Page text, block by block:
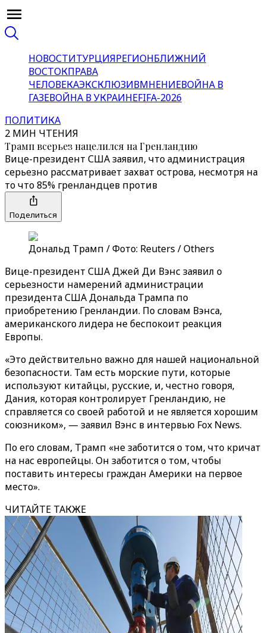
НОВОСТИТУРЦИЯРЕГИОНБЛИЖНИЙ
ВОСТОКПРАВА
ЧЕЛОВЕКАЭКСКЛЮЗИВМНЕНИЕВОЙНА В
ГАЗЕВОЙНА В УКРАИНЕFIFA-2026
ПОЛИТИКА
2 МИН ЧТЕНИЯ
Трамп всерьез нацелился на Гренландию
Вице-президент США заявил, что администрация
серьезно рассматривает захват острова, несмотря на
то что 85% гренландцев против
Поделиться
Дональд Трамп / Фото: Reuters / Others
Вице-президент США Джей Ди Вэнс заявил о
серьезности намерений администрации
президента США Дональда Трампа по
приобретению Гренландии. По словам Вэнса,
американского лидера не беспокоит реакция
Европы.
«Это действительно важно для нашей национальной
безопасности. Там есть морские пути, которые
используют китайцы, русские, и, честно говоря,
Дания, которая контролирует Гренландию, не
справляется со своей работой и не является хорошим
союзником», — заявил Вэнс в интервью Fox News.
По его словам, Трамп «не заботится о том, что кричат
на нас европейцы. Он заботится о том, чтобы
поставить интересы граждан Америки на первое
место».
ЧИТАЙТЕ ТАКЖЕ